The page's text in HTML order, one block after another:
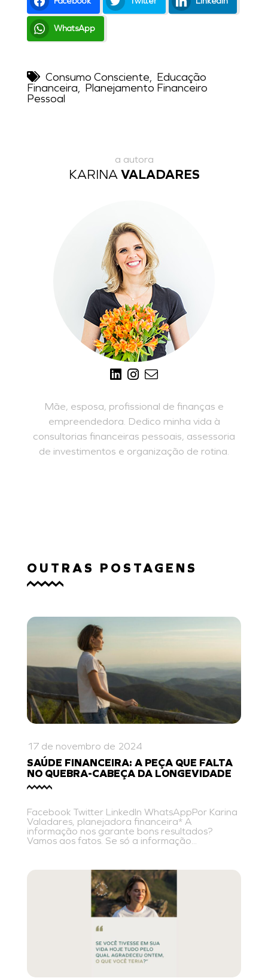
WhatsApp
Consumo Consciente, Educação
Financeira, Planejamento Financeiro
Pessoal
a autora
KARINAVALADARES
Mãe, esposa, profissional de finanças e
empreendedora. Dedico minha vida à
consultorias financeiras pessoais, assessoria
de investimentos e organização de rotina.
OUTRAS POSTAGENS
17 de novembro de 2024
SAÚDE FINANCEIRA: A PEÇA QUE FALTA
NO QUEBRA-CABEÇA DA LONGEVIDADE
Facebook Twitter LinkedIn WhatsAppPor Karina
Valadares, planejadora financeira* A
informação nos garante bons resultados?
Vamos aos fatos. Se só a informação...